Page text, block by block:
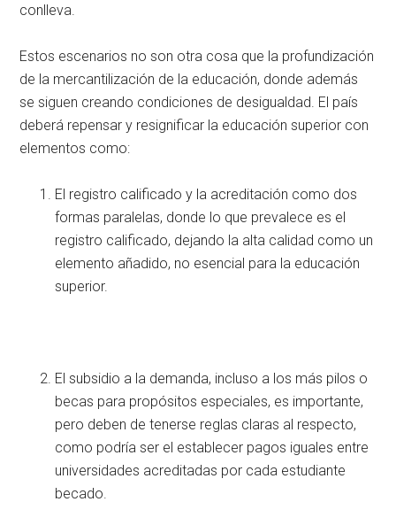
conlleva.
Estos escenarios no son otra cosa que la profundización
de la mercantilización de la educación, donde además
se siguen creando condiciones de desigualdad. El país
deberá repensar y resignificar la educación superior con
elementos como:
El registro calificado y la acreditación como dos
formas paralelas, donde lo que prevalece es el
registro calificado, dejando la alta calidad como un
elemento añadido, no esencial para la educación
superior.
El subsidio a la demanda, incluso a los más pilos o
becas para propósitos especiales, es importante,
pero deben de tenerse reglas claras al respecto,
como podría ser el establecer pagos iguales entre
universidades acreditadas por cada estudiante
becado.